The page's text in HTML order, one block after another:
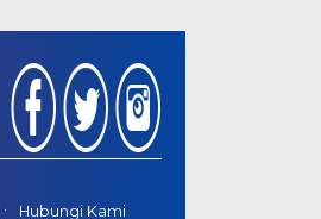
Hubungi Kami